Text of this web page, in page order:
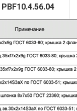
PBF10.4.56.04